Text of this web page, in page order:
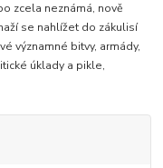
zcela neznámá, nově
se nahlížet do zákulisí
významné bitvy, armády,
úklady a pikle,